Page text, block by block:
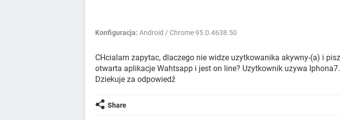
Konfiguracja: Android / Chrome 95.0.4638.50
CHcialam zapytac, dlaczego nie widze uzytkowanika akywny-(a) i
otwarta aplikacje Wahtsapp i jest on line? Uzytkownik uzywa Iphona7.
Dziekuje za odpowiedź
Share